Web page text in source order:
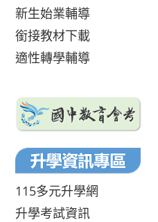
新生始業輔導
銜接教材下載
適性轉學輔導
115多元升學網
升學考試資訊